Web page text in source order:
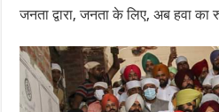
जनता द्वारा, जनता के लिए, अब हवा